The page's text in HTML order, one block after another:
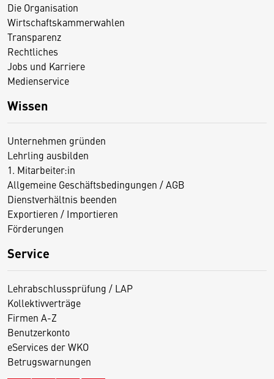
Die Organisation
Wirtschaftskammerwahlen
Transparenz
Rechtliches
Jobs und Karriere
Medienservice
Wissen
Unternehmen gründen
Lehrling ausbilden
1. Mitarbeiter:in
Allgemeine Geschäftsbedingungen / AGB
Dienstverhältnis beenden
Exportieren / Importieren
Förderungen
Service
Lehrabschlussprüfung / LAP
Kollektivverträge
Firmen A-Z
Benutzerkonto
eServices der WKO
Betrugswarnungen